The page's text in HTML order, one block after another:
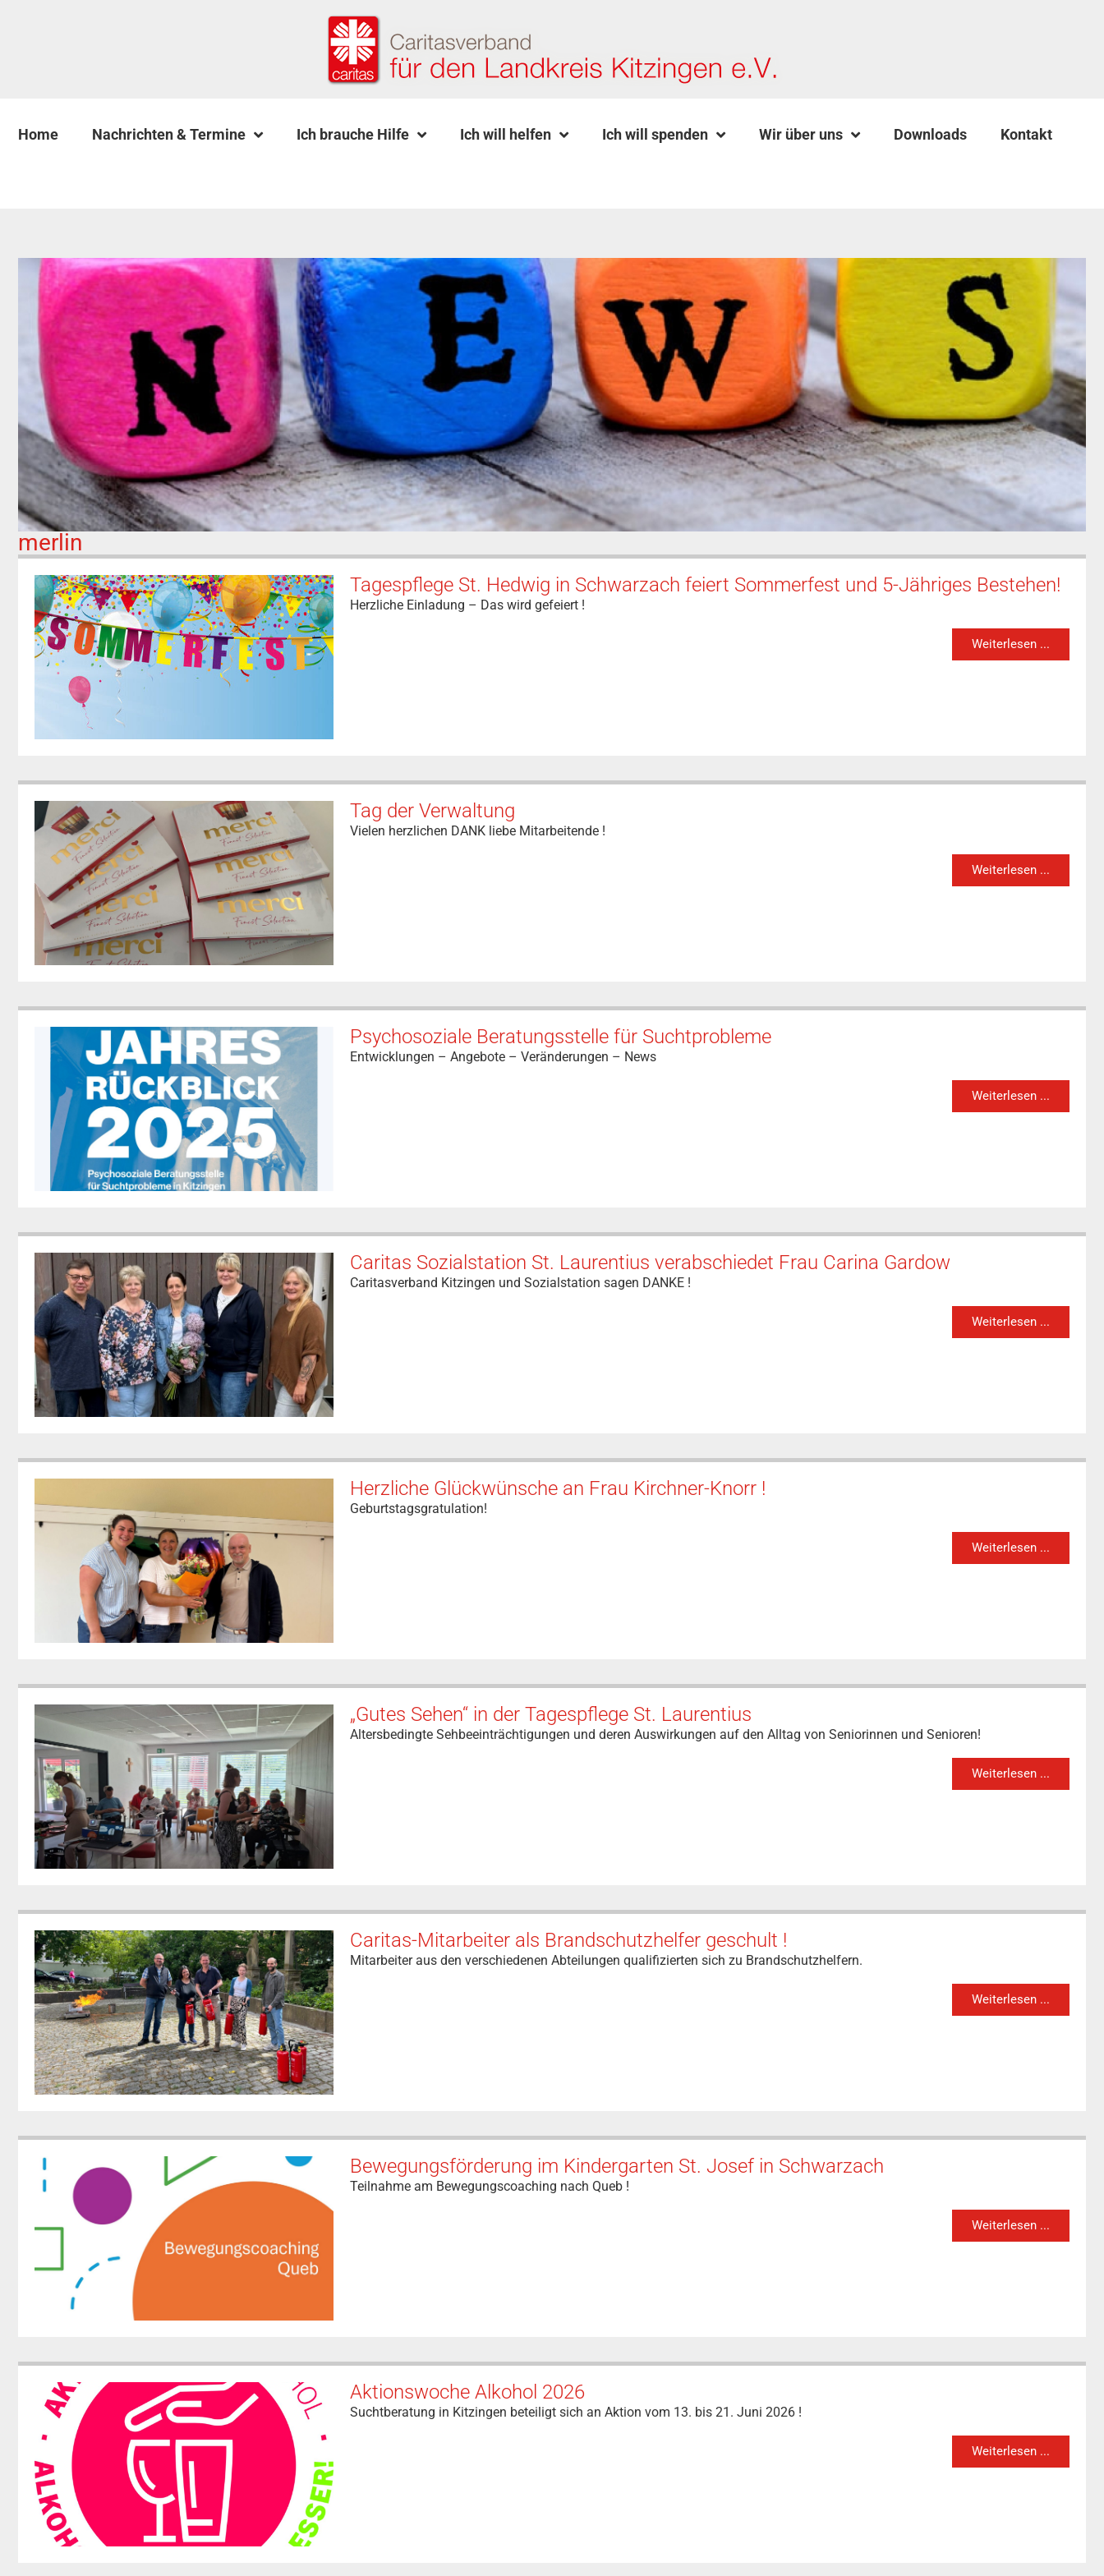
Home Nachrichten & Termine Ich brauche Hilfe Ich will helfen Ich will spenden Wir über uns Downloads Kontakt
merlin
Tagespflege St. Hedwig in Schwarzach feiert Sommerfest und 5-Jähriges Bestehen!
Herzliche Einladung – Das wird gefeiert !
Weiterlesen ...
Tag der Verwaltung
Vielen herzlichen DANK liebe Mitarbeitende !
Weiterlesen ...
Psychosoziale Beratungsstelle für Suchtprobleme
Entwicklungen – Angebote – Veränderungen – News
Weiterlesen ...
Caritas Sozialstation St. Laurentius verabschiedet Frau Carina Gardow
Caritasverband Kitzingen und Sozialstation sagen DANKE !
Weiterlesen ...
Herzliche Glückwünsche an Frau Kirchner-Knorr !
Geburtstagsgratulation!
Weiterlesen ...
„Gutes Sehen“ in der Tagespflege St. Laurentius
Altersbedingte Sehbeeinträchtigungen und deren Auswirkungen auf den Alltag von Seniorinnen und Senioren!
Weiterlesen ...
Caritas-Mitarbeiter als Brandschutzhelfer geschult !
Mitarbeiter aus den verschiedenen Abteilungen qualifizierten sich zu Brandschutzhelfern.
Weiterlesen ...
Bewegungsförderung im Kindergarten St. Josef in Schwarzach
Teilnahme am Bewegungscoaching nach Queb !
Weiterlesen ...
Aktionswoche Alkohol 2026
Suchtberatung in Kitzingen beteiligt sich an Aktion vom 13. bis 21. Juni 2026 !
Weiterlesen ...